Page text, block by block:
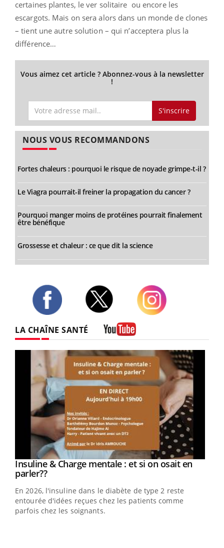
certaines plantes, le ver solitaire ou encore les
escargots. Mais on sera alors dans un monde de clones
– tient une autre solution – qui n’acceptera plus la
différence…
Vous aimez cet article ? Abonnez-vous à la newsletter
!
S'inscrire
NOUS VOUS RECOMMANDONS
Fortes chaleurs : pourquoi le risque de noyade grimpe-t-il ?
Le Viagra pourrait-il freiner la propagation du cancer ?
Pourquoi manger moins de protéines pourrait finalement
être bénéfique
Grossesse et chaleur : ce que dit la science
LA CHAÎNE SANTÉ
Youtube
Insuline & Charge mentale : et si on osait en
parler??Youtube
En 2026, l'insuline dans le diabète de type 2 reste
entourée d'idées reçues chez les patients comme
parfois chez les soignants.